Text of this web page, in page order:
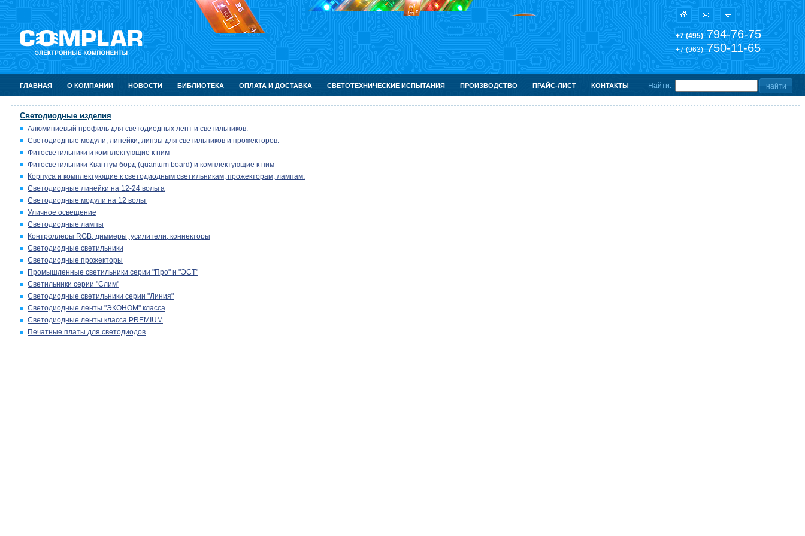
+7 (495)794-76-75
+7 (963) 750-11-65
ГЛАВНАЯ О КОМПАНИИ НОВОСТИ БИБЛИОТЕКА ОПЛАТА И ДОСТАВКА СВЕТОТЕХНИЧЕСКИЕ ИСПЫТАНИЯ ПРОИЗВОДСТВО ПРАЙС-ЛИСТ КОНТАКТЫ Найти:
Светодиодные изделия
Алюминиевый профиль для светодиодных лент и светильников.
Светодиодные модули, линейки, линзы для светильников и прожекторов.
Фитосветильники и комплектующие к ним
Фитосветильники Квантум борд (quantum board) и комплектующие к ним
Корпуса и комплектующие к светодиодным светильникам, прожекторам, лампам.
Светодиодные линейки на 12-24 вольта
Светодиодные модули на 12 вольт
Уличное освещение
Светодиодные лампы
Контроллеры RGB, диммеры, усилители, коннекторы
Светодиодные светильники
Светодиодные прожекторы
Промышленные светильники серии "Про" и "ЭСТ"
Светильники серии "Слим"
Светодиодные светильники серии "Линия"
Светодиодные ленты "ЭКОНОМ" класса
Светодиодные ленты класса PREMIUM
Печатные платы для светодиодов